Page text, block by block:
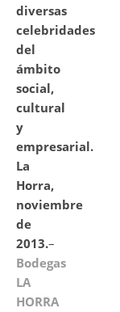
diversas
celebridades
del
ámbito
social,
cultural
y
empresarial.
La
Horra,
noviembre
de
2013.–
Bodegas
LA
HORRA